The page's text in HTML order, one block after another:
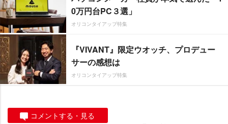
0万円台PC３選」
オリコンタイアップ特集
『VIVANT』限定ウオッチ、プロデュー
サーの感想は
オリコンタイアップ特集
コメントする・見る